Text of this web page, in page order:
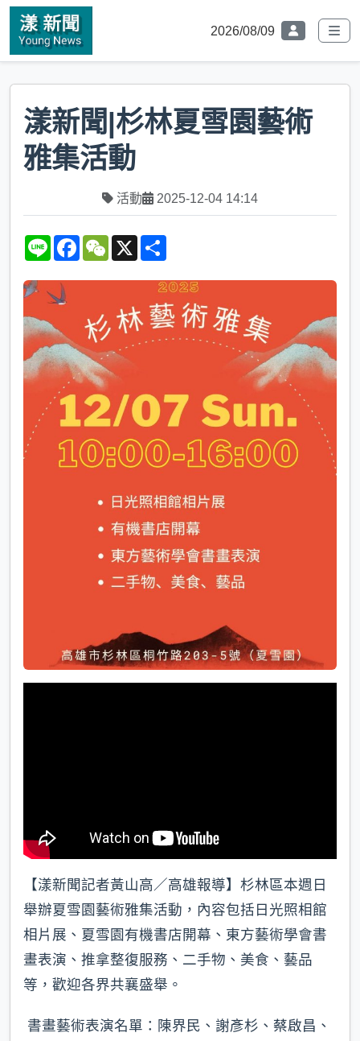
2026/08/09
漾新聞|杉林夏雪園藝術
雅集活動
活動 2025-12-04 14:14
L
e
F
e
k
W
h
X
r
e
【漾新聞記者黃山高／高雄報導】杉林區本週日
舉辦夏雪園藝術雅集活動，內容包括日光照相館
相片展、夏雪園有機書店開幕、東方藝術學會書
畫表演、推拿整復服務、二手物、美食、藝品
等，歡迎各界共襄盛舉。
書畫藝術表演名單：陳界民、謝彥杉、蔡啟昌、